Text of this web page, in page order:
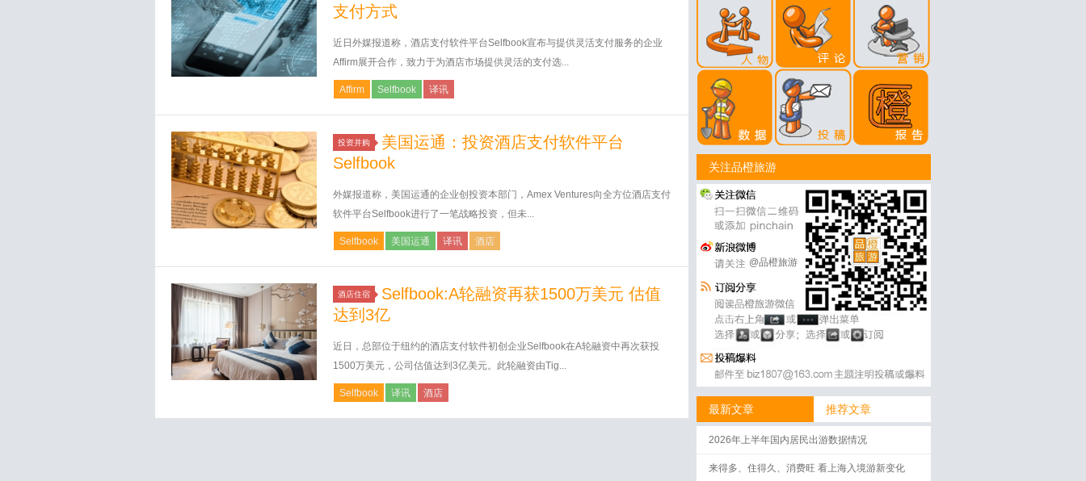
支付方式
近日外媒报道称，酒店支付软件平台Selfbook宣布与提供灵活支付服务的企业
Affirm展开合作，致力于为酒店市场提供灵活的支付选...
Affirm Selfbook 译讯
投资并购
美国运通：投资酒店支付软件平台
Selfbook
外媒报道称，美国运通的企业创投资本部门，Amex Ventures向全方位酒店支付
软件平台Selfbook进行了一笔战略投资，但未...
Selfbook 美国运通 译讯 酒店
酒店住宿
Selfbook:A轮融资再获1500万美元 估值
达到3亿
近日，总部位于纽约的酒店支付软件初创企业Selfbook在A轮融资中再次获投
1500万美元，公司估值达到3亿美元。此轮融资由Tig...
Selfbook 译讯 酒店
关注品橙旅游
@品橙旅游
最新文章 推荐文章
2026年上半年国内居民出游数据情况
来得多、住得久、消费旺 看上海入境游新变化